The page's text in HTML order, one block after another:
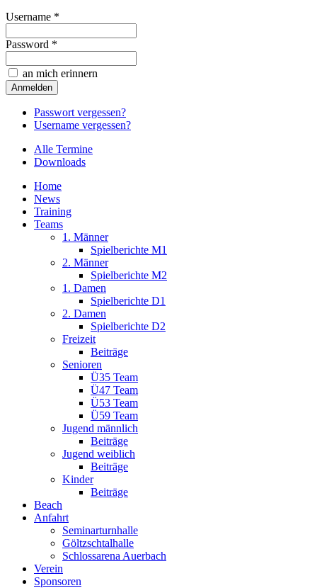
Username *
Password *
an mich erinnern
Passwort vergessen?
Username vergessen?
Alle Termine
Downloads
Home
News
Training
Teams
1. Männer
Spielberichte M1
2. Männer
Spielberichte M2
1. Damen
Spielberichte D1
2. Damen
Spielberichte D2
Freizeit
Beiträge
Senioren
Ü35 Team
Ü47 Team
Ü53 Team
Ü59 Team
Jugend männlich
Beiträge
Jugend weiblich
Beiträge
Kinder
Beiträge
Beach
Anfahrt
Seminarturnhalle
Göltzschtalhalle
Schlossarena Auerbach
Verein
Sponsoren